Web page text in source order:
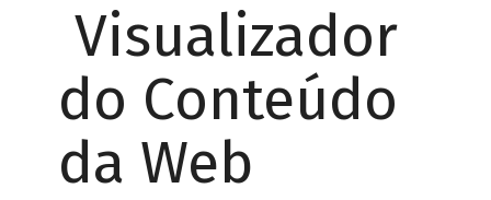
Visualizador
do Conteúdo
da Web